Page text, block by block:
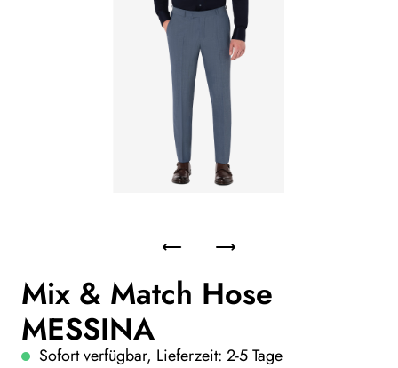
Mix & Match Hose
MESSINA
Sofort verfügbar, Lieferzeit: 2-5 Tage